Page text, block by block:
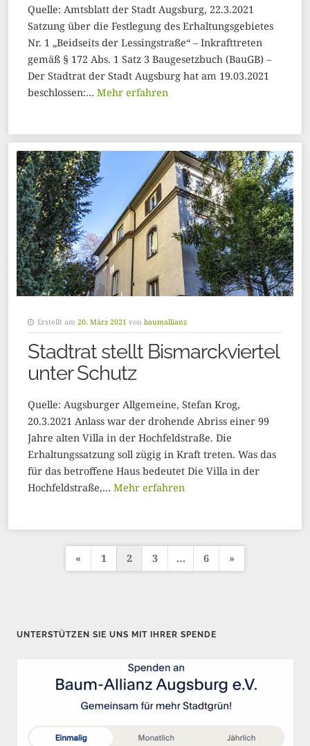
Quelle: Amtsblatt der Stadt Augsburg, 22.3.2021
Satzung über die Festlegung des Erhaltungsgebietes
Nr. 1 „Beidseits der Lessingstraße“ – Inkrafttreten
gemäß § 172 Abs. 1 Satz 3 Baugesetzbuch (BauGB) –
Der Stadtrat der Stadt Augsburg hat am 19.03.2021
beschlossen:… Mehr erfahren
Erstellt am 20. März 2021 von baumallianz
Stadtrat stellt Bismarckviertel
unter Schutz
Quelle: Augsburger Allgemeine, Stefan Krog,
20.3.2021 Anlass war der drohende Abriss einer 99
Jahre alten Villa in der Hochfeldstraße. Die
Erhaltungssatzung soll zügig in Kraft treten. Was das
für das betroffene Haus bedeutet Die Villa in der
Hochfeldstraße,… Mehr erfahren
t
n
u
« 1 2 3 … 6 »
UNTERSTÜTZEN SIE UNS MIT IHRER SPENDE